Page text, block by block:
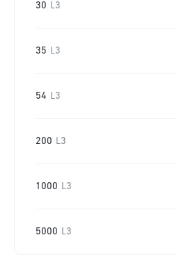
30 L3
35 L3
54 L3
200 L3
1000 L3
5000 L3